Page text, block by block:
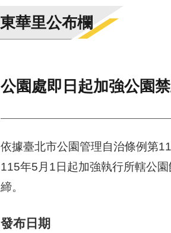
東華里公布欄
公園處即日起加強公園
依據臺北市公園管理自治條例第
115年5月1日起加強執行所轄公
締。
發布日期